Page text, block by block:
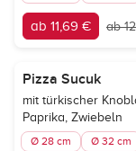
ab 11,69 € ab
Pizza Sucuk
mit türkischer
Paprika, Zwiebeln
Ø 28 cm Ø 32 cm